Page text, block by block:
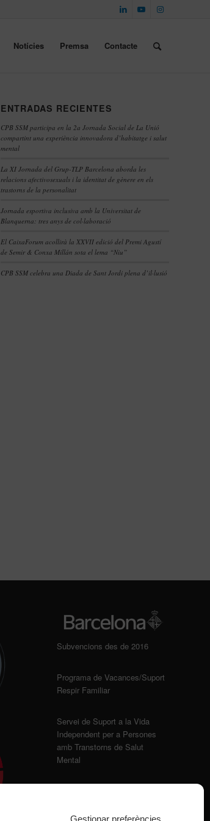
Gestionar preferències
Notícies Premsa Contacte
ENTRADAS RECIENTES
CPB SSM participa en la 2a Jornada Social de La Unió
compartint una experiència innovadora d’habitatge i salut
mental
La XI Jornada del Grup-TLP Barcelona aborda les
relacions afectivosexuals i la identitat de gènere en els
trastorns de la personalitat
Jornada esportiva inclusiva amb la Universitat de
Blanquerna: tres anys de col·laboració
El CaixaForum acollirà la XXVII edició del Premi Agustí
de Semir & Conxa Millán sota el lema “Niu”
CPB SSM celebra una Diada de Sant Jordi plena d’il·lusió
Subvencions des de 2016
Programa de Vacances/Suport
Respir Familiar
Servei de Suport a la Vida
Independent per a Persones
amb Transtorns de Salut
Mental